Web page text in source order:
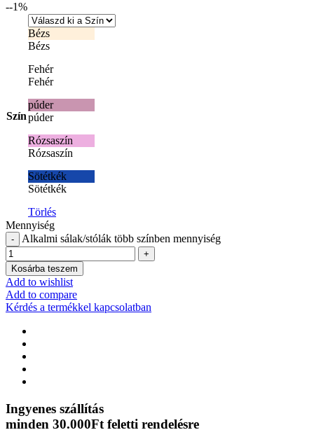
--1%
Szín
Bézs
Bézs
Fehér
Fehér
púder
púder
Rózsaszín
Rózsaszín
Sötétkék
Sötétkék
Törlés
Mennyiség
Alkalmi sálak/stólák több színben mennyiség
Kosárba teszem
Add to wishlist
Add to compare
Kérdés a termékkel kapcsolatban
Ingyenes szállítás
minden 30.000Ft feletti rendelésre